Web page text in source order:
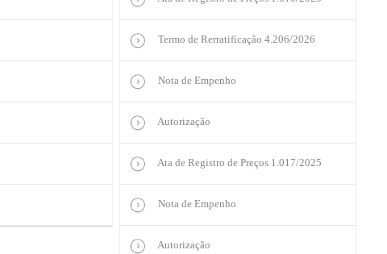
Termo de Rerratificação 4.206/2026
Nota de Empenho
Autorização
Ata de Registro de Preços 1.017/2025
Nota de Empenho
Autorização